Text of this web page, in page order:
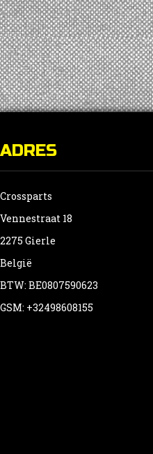
ADRES
Crossparts
Vennestraat 18
2275 Gierle
België
BTW: BE0807590623
GSM: +32498608155